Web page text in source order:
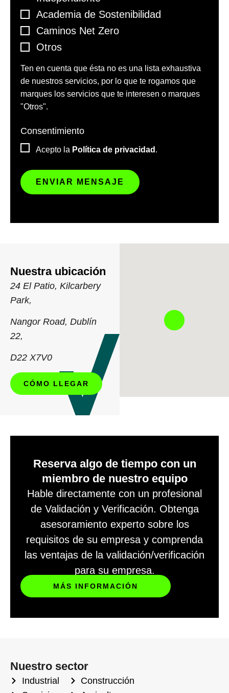
Academia de Sostenibilidad
Caminos Net Zero
Otros
Ten en cuenta que ésta no es una lista exhaustiva
de nuestros servicios, por lo que te rogamos que
marques los servicios que te interesen o marques
"Otros".
Consentimiento
Acepto la Política de privacidad .
Nuestra ubicación
24 El Patio, Kilcarbery
Park,
Nangor Road, Dublín
22,
D22 X7V0
CÓMO LLEGAR
Reserva algo de tiempo con un
miembro de nuestro equipo
Hable directamente con un profesional
de Validación y Verificación. Obtenga
asesoramiento experto sobre los
requisitos de su empresa y comprenda
las ventajas de la validación/verificación
para su empresa.
MÁS INFORMACIÓN
Nuestro sector
Industrial
Construcción